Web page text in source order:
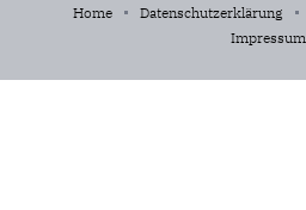
Home Datenschutzerklärung
Impressum